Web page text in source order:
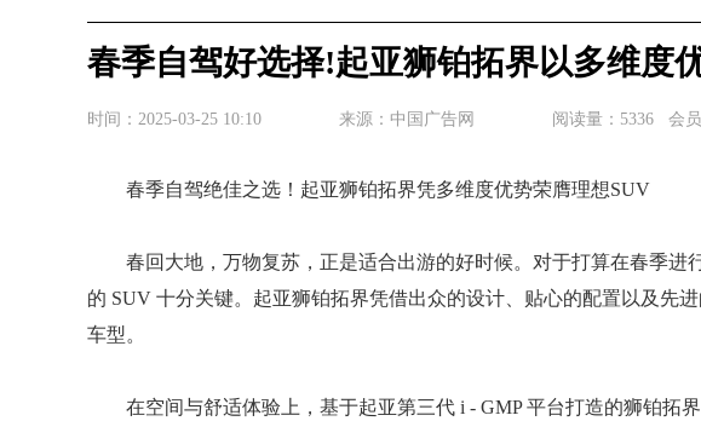
春季自驾好选择!起亚狮铂拓界以多维度
时间：2025-03-25 10:10 来源：中国广告网 阅读量：5336 会
春季自驾绝佳之选！起亚狮铂拓界凭多维度优势荣膺理想SUV
春回大地，万物复苏，正是适合出游的好时候。对于打算在春季进
的 SUV 十分关键。起亚狮铂拓界凭借出众的设计、贴心的配置以及先
车型。
在空间与舒适体验上，基于起亚第三代 i - GMP 平台打造的狮铂拓界